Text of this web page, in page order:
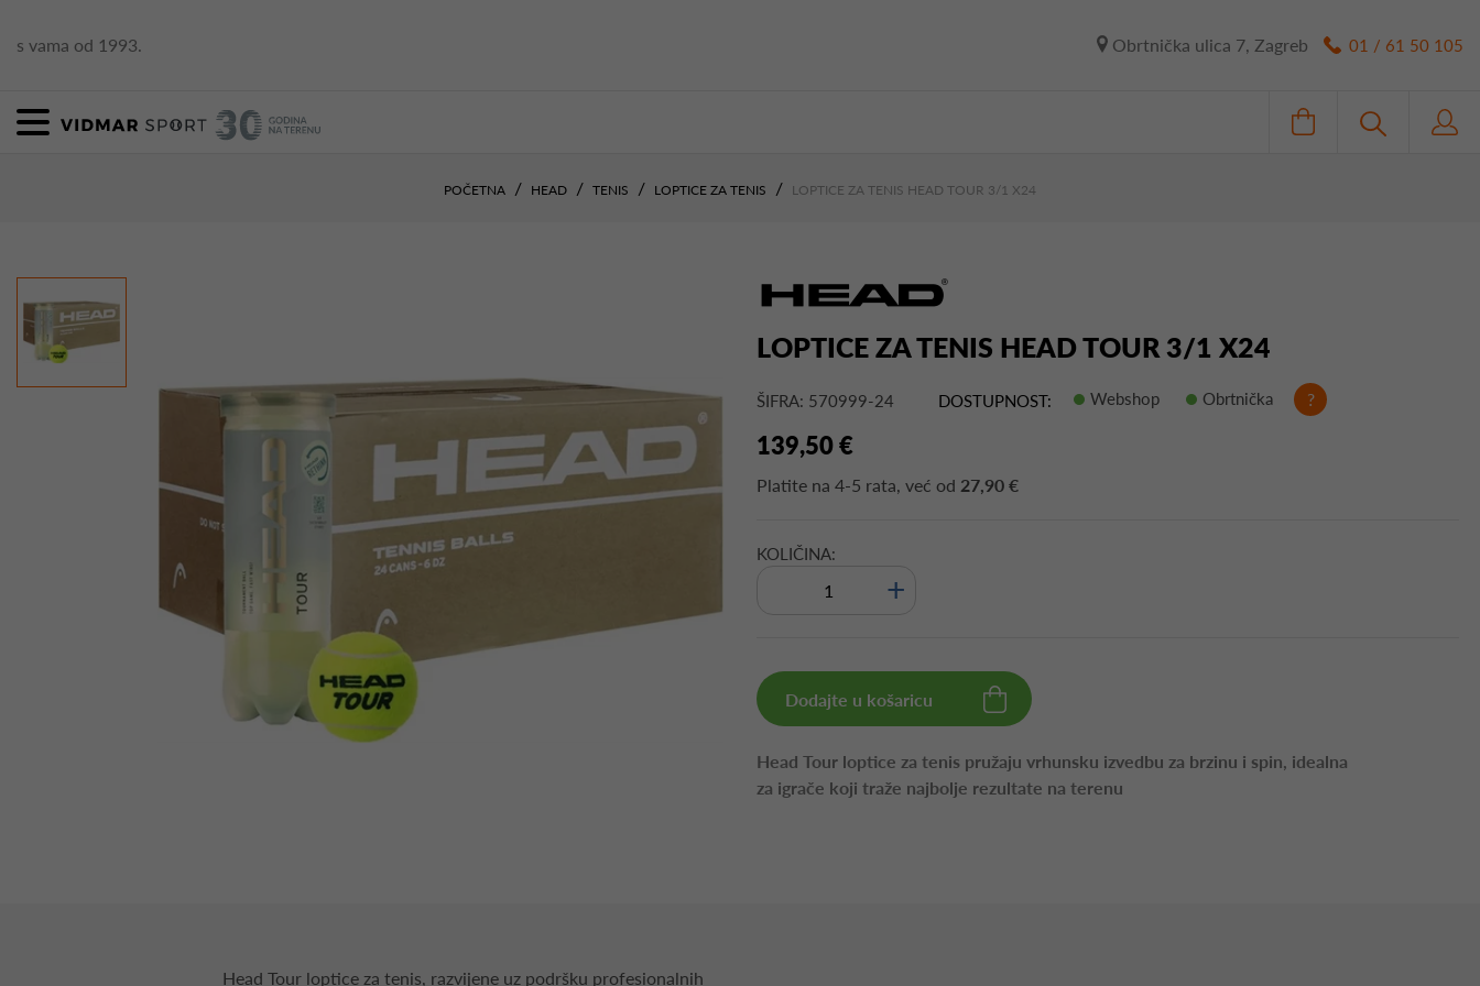
s vama od 1993. Obrtnička ulica 7, Zagreb 01 / 61 50 105
POČETNA HEAD TENIS LOPTICE ZA TENIS LOPTICE ZA TENIS HEAD TOUR 3/1 X24
LOPTICE ZA TENIS HEAD TOUR 3/1 X24
ŠIFRA: 570999-24 DOSTUPNOST: Webshop Obrtnička ?
139,50 €
Platite na 4-5 rata, već od 27,90 €
KOLIČINA:
+
Dodajte u košaricu
Head Tour loptice za tenis pružaju vrhunsku izvedbu za brzinu i spin, idealna
za igrače koji traže najbolje rezultate na terenu
Head Tour loptice za tenis, razvijene uz podršku profesionalnih